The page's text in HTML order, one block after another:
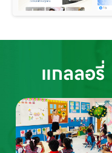
แกลลอรี่